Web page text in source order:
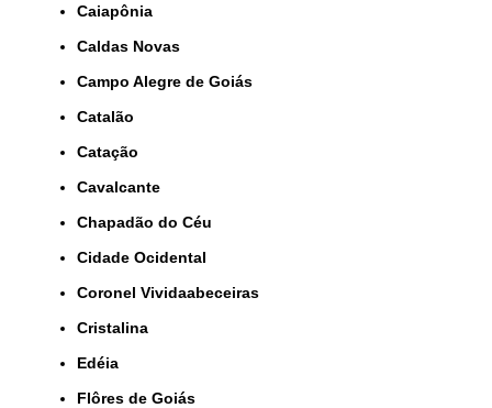
Caiapônia
Caldas Novas
Campo Alegre de Goiás
Catalão
Catação
Cavalcante
Chapadão do Céu
Cidade Ocidental
Coronel Vividaabeceiras
Cristalina
Edéia
Flôres de Goiás